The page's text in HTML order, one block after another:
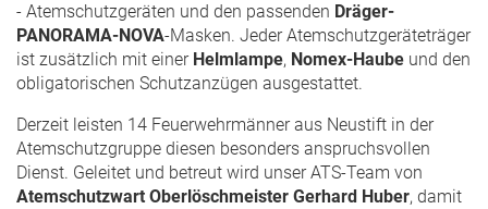
- Atemschutzgeräten und den passenden Dräger-
PANORAMA-NOVA-Masken. Jeder Atemschutzgeräteträger
ist zusätzlich mit einer Helmlampe, Nomex-Haube und den
obligatorischen Schutzanzügen ausgestattet.
Derzeit leisten 14 Feuerwehrmänner aus Neustift in der
Atemschutzgruppe diesen besonders anspruchsvollen
Dienst. Geleitet und betreut wird unser ATS-Team von
Atemschutzwart Oberlöschmeister Gerhard Huber, damit